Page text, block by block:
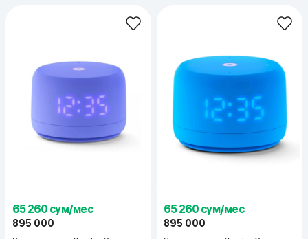
65 260 сум/мес
895 000
65 260 сум/мес
895 000